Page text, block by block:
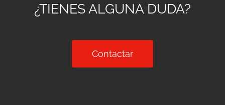
¿TIENES ALGUNA DUDA?
Contactar